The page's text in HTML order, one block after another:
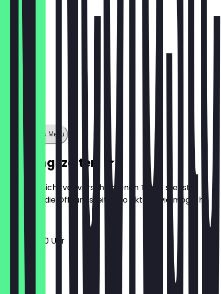
Zeige ganzes Menü
Öffnungszeiten
Damit du nicht vor verschlossenen Türen stehst,
halten wir die Öffnungszeiten so aktuell wie möglich.
11:00 - 20:30 Uhr
Montag
Dienstag